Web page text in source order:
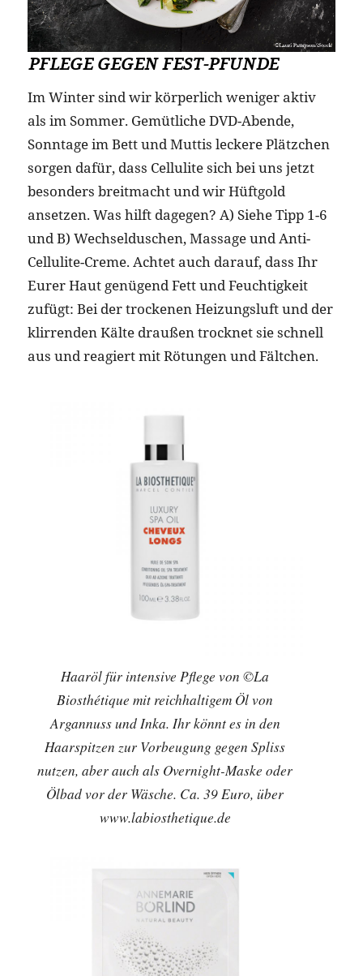
PFLEGE GEGEN FEST-PFUNDE
Im Winter sind wir körperlich weniger aktiv
als im Sommer. Gemütliche DVD-Abende,
Sonntage im Bett und Muttis leckere Plätzchen
sorgen dafür, dass Cellulite sich bei uns jetzt
besonders breitmacht und wir Hüftgold
ansetzen. Was hilft dagegen? A) Siehe Tipp 1-6
und B) Wechselduschen, Massage und Anti-
Cellulite-Creme. Achtet auch darauf, dass Ihr
Eurer Haut genügend Fett und Feuchtigkeit
zufügt: Bei der trockenen Heizungsluft und der
klirrenden Kälte draußen trocknet sie schnell
aus und reagiert mit Rötungen und Fältchen.
Haaröl für intensive Pflege von ©La
Biosthétique mit reichhaltigem Öl von
Argannuss und Inka. Ihr könnt es in den
Haarspitzen zur Vorbeugung gegen Spliss
nutzen, aber auch als Overnight-Maske oder
Ölbad vor der Wäsche. Ca. 39 Euro, über
www.labiosthetique.de